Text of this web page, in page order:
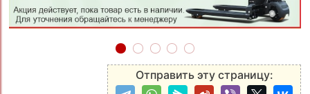
Отправить эту страницу: